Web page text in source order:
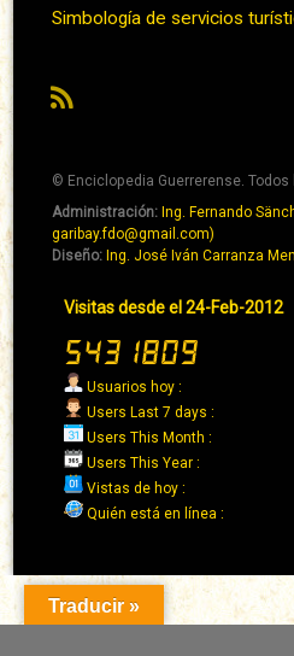
Simbología de servicios
RSS
© Enciclopedia Guerrerense.
Pie
de
→
Abaixo
Administración:Ing. Fernando
garibay.fdo@gmail.com)
Diseño:Ing. José Iván Carranza
de
página
→
Derecha
Visitas desde el 24-Feb-2012
Usuarios hoy :
Users Last 7 days :
Users This Month :
Users This Year :
Vistas de hoy :
Quién está en línea :
Traducir »